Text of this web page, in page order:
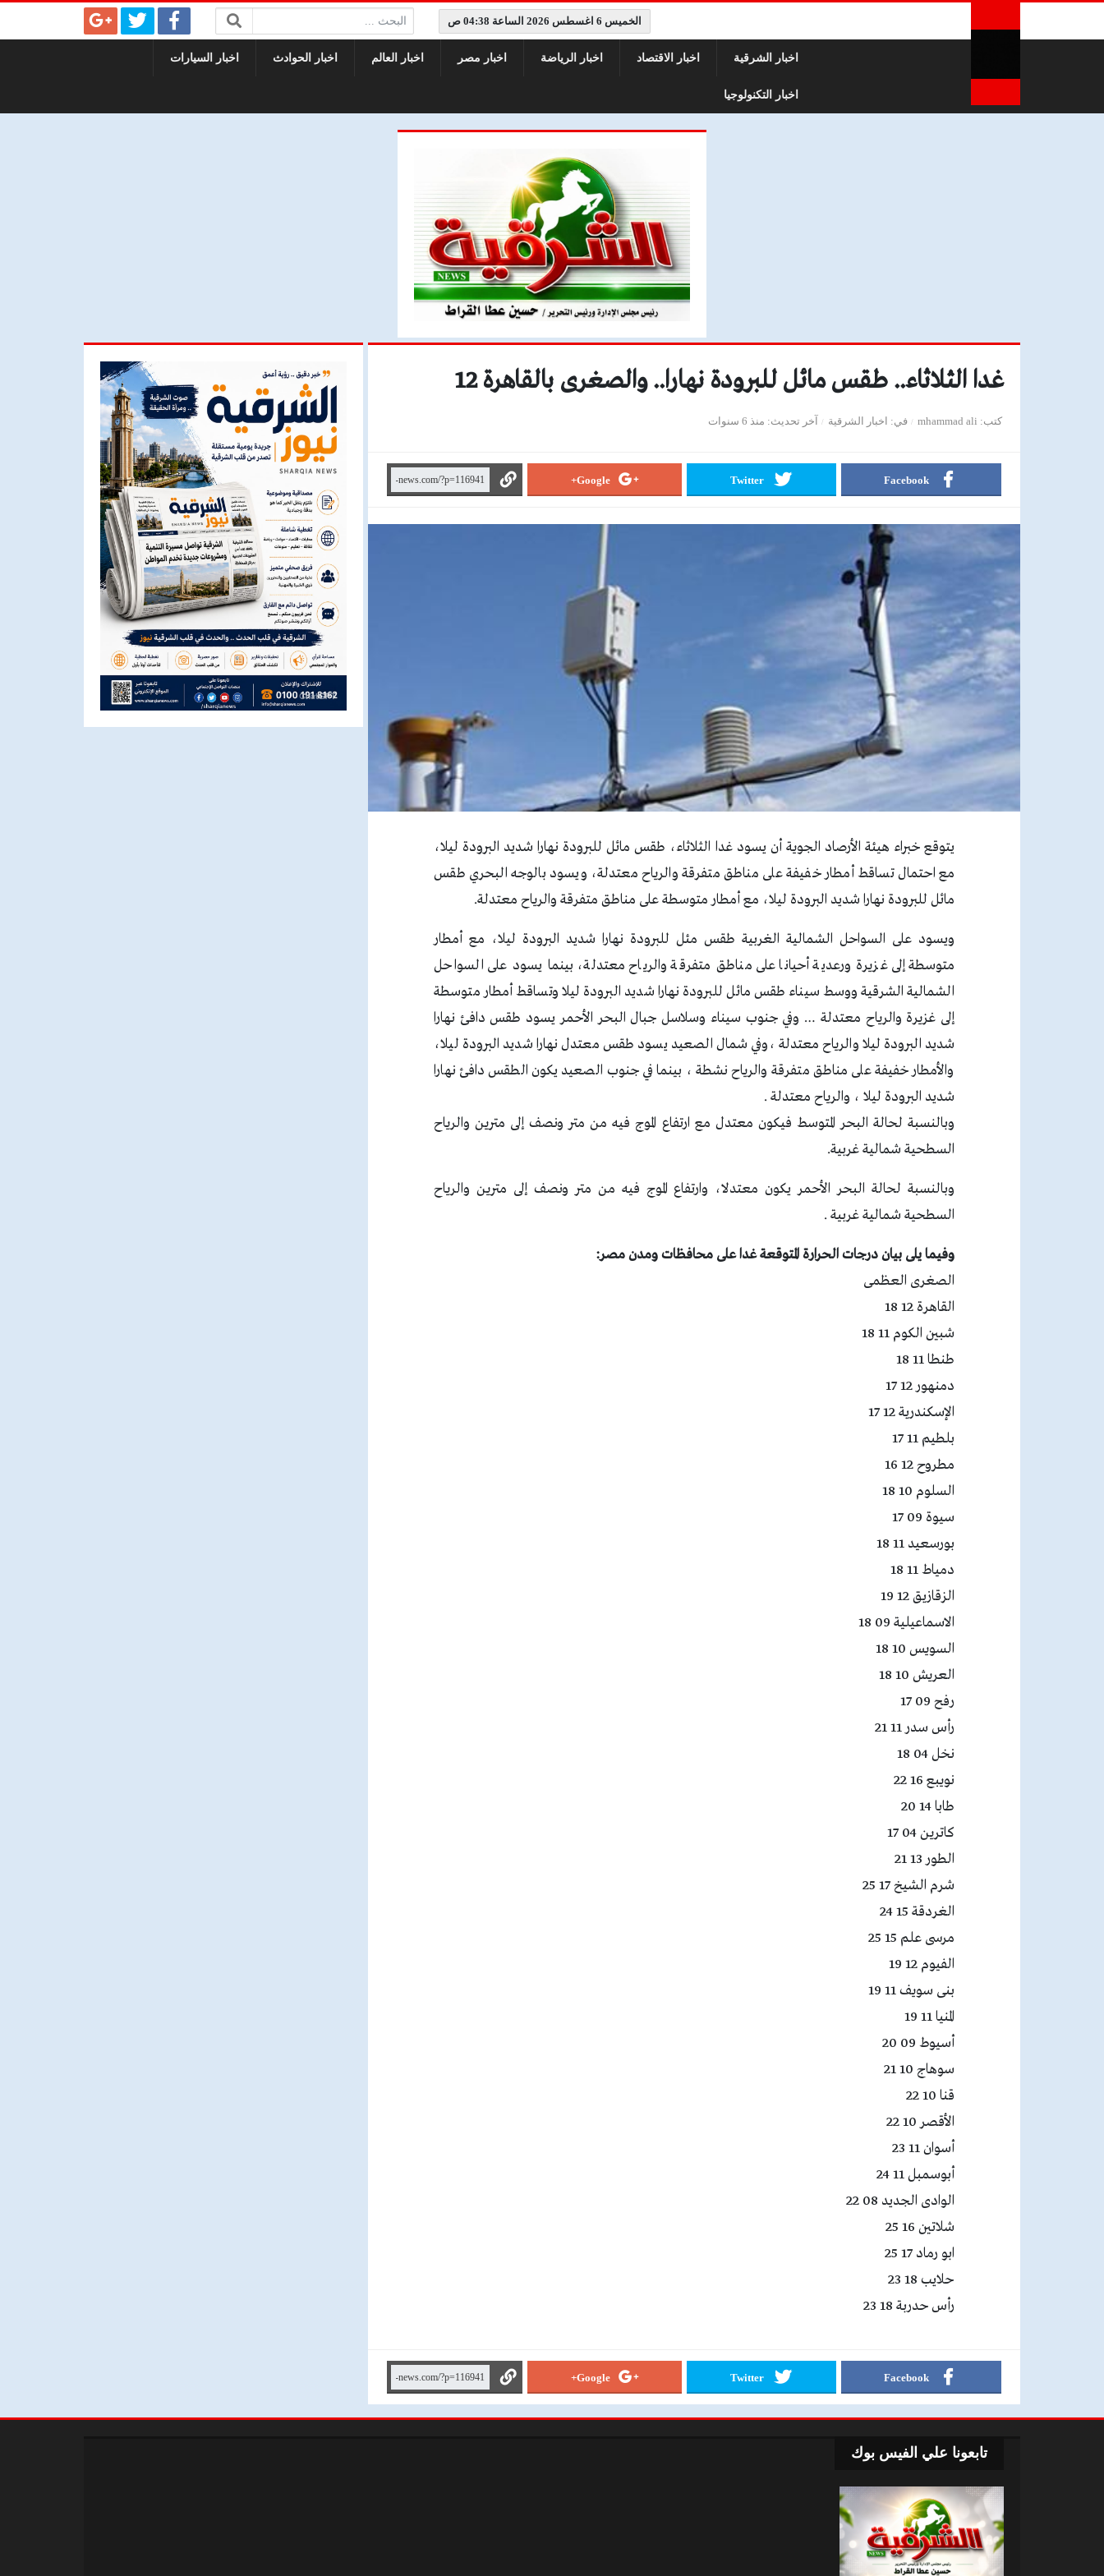
الخميس 6 اغسطس 2026 الساعة 04:38 ص البحث:
اخبار الشرقية اخبار الاقتصاد اخبار الرياضة اخبار مصر اخبار العالم اخبار الحوادث اخبار السيارات
اخبار التكنولوجيا
غدا الثلاثاء.. طقس مائل للبرودة نهارا.. والصغرى بالقاهرة 12
كتب mhammad ali في اخبار الشرقية آخر تحديث منذ 6 سنوات
Facebook
Twitter
Google+
يتوقع خبراء هيئة الأرصاد الجوية أن يسود غدا الثلاثاء، طقس مائل للبرودة نهارا شديد البرودة ليلا،
مع احتمال تساقط أمطار خفيفة على مناطق متفرقة والرياح معتدلة، ويسود بالوجه البحري طقس
مائل للبرودة نهارا شديد البرودة ليلا، مع أمطار متوسطة على مناطق متفرقة والرياح معتدلة.
ويسود على السواحل الشمالية الغربية طقس مئل للبرودة نهارا شديد البرودة ليلا، مع أمطار
متوسطة إلى غزيرة ورعدية أحيانا على مناطق متفرقة والرياح معتدلة، بينما يسود على السواحل
الشمالية الشرقية ووسط سيناء طقس مائل للبرودة نهارا شديد البرودة ليلا وتساقط أمطار متوسطة
إلى غزيرة والرياح معتدلة … وفي جنوب سيناء وسلاسل جبال البحر الأحمر يسود طقس دافئ نهارا
شديد البرودة ليلا والرياح معتدلة ،وفي شمال الصعيد يسود طقس معتدل نهارا شديد البرودة ليلا،
والأمطار خفيفة على مناطق متفرقة والرياح نشطة ، بينما في جنوب الصعيد يكون الطقس دافئ نهارا
شديد البرودة ليلا ، والرياح معتدلة .
وبالنسبة لحالة البحر المتوسط فيكون معتدل مع ارتفاع الموج فيه من متر ونصف إلى مترين والرياح
السطحية شمالية غربية.
وبالنسبة لحالة البحر الأحمر يكون معتدلا، وارتفاع الموج فيه من متر ونصف إلى مترين والرياح
السطحية شمالية غربية .
وفيما يلى بيان درجات الحرارة المتوقعة غدا على محافظات ومدن مصر:
الصغرى العظمى
القاهرة 12 18
شبين الكوم 11 18
طنطا 11 18
دمنهور 12 17
الإسكندرية 12 17
بلطيم 11 17
مطروح 12 16
السلوم 10 18
سيوة 09 17
بورسعيد 11 18
دمياط 11 18
الزقازيق 12 19
الاسماعيلية 09 18
السويس 10 18
العريش 10 18
رفح 09 17
رأس سدر 11 21
نخل 04 18
نويبع 16 22
طابا 14 20
كاترين 04 17
الطور 13 21
شرم الشيخ 17 25
الغردقة 15 24
مرسى علم 15 25
الفيوم 12 19
بنى سويف 11 19
المنيا 11 19
أسيوط 09 20
سوهاج 10 21
قنا 10 22
الأقصر 10 22
أسوان 11 23
أبوسمبل 11 24
الوادى الجديد 08 22
شلاتين 16 25
ابو رماد 17 25
حلايب 18 23
رأس حدربة 18 23
Facebook
Twitter
Google+
تابعونا علي الفيس بوك